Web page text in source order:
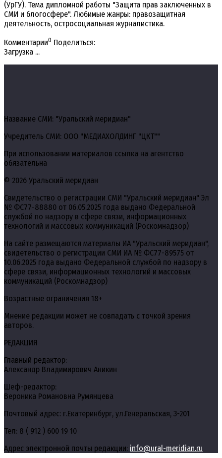
(УрГУ). Тема дипломной работы "Защита прав заключенных в
СМИ и блогосфере". Любимые жанры: правозащитная
деятельность, остросоциальная журналистика.
Комментарии0 Поделиться:
Загрузка ...
Название СМИ: "Уральский меридиан"
Учредитель СМИ: ООО "МЕДИАХОЛДИНГ "ЦКТ""
При использовании материалов ссылка на агентство
обязательна
© 2026 Уральский меридиан
Свидетельство о регистрации СМИ "Уральский меридиан" Эл
№ ФС77-88880 от 06.05.2025 года выдано Федеральной
службой по надзору в сфере связи, информационных
технологий и массовых коммуникаций (Роскомнадзор)
На сайте размещаются материалы ИА "Уральский меридиан",
свидетельство о регистрации СМИ ИА № ФС77-89575 от
10.06.2025 года выдано Федеральной службой по надзору в
сфере связи, информационных технологий и массовых
коммуникаций (Роскомнадзор)
Возрастные ограничения 18+
Мнение редакции может не совпадать с точкой зрения
авторов.
РЕДАКЦИЯ
Главный редактор:
Александр Владимирович Аникин
Шеф-редактор:
Вероника Романовна Румянцева
Почтовый адрес: г.Екатеринбург, ул.Генеральская, 3-201
Тел: 8 ( 912 ) 600 19 10
Адрес электронной почты редакции: info@ural-meridian.ru